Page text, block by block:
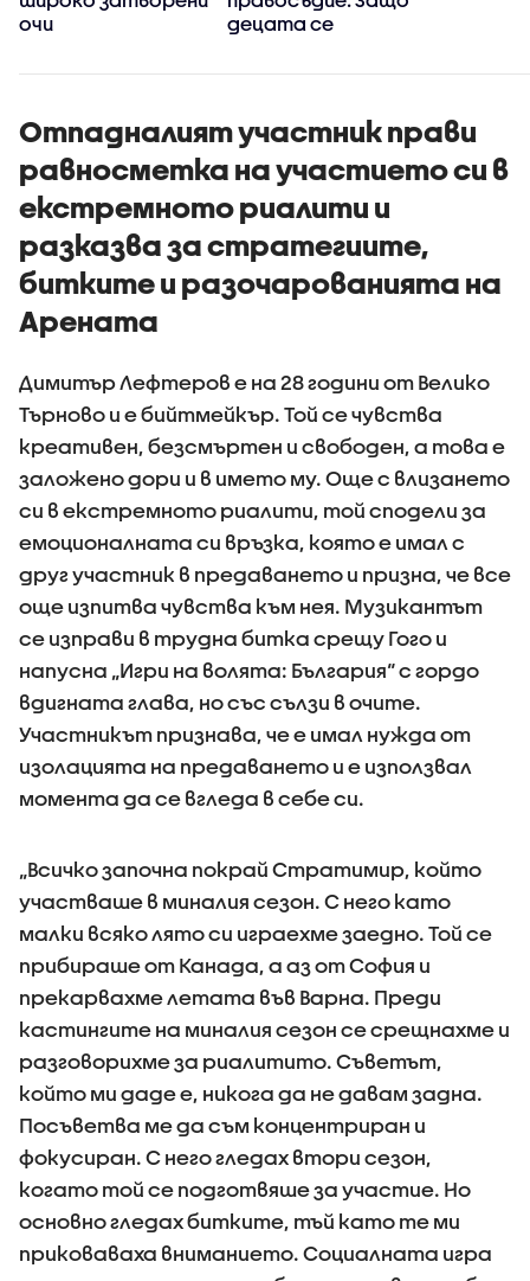
очи
децата се
убийци?
Отпадналият участник прави
равносметка на участието си в
екстремното риалити и
разказва за стратегиите,
битките и разочарованията на
Арената
Димитър Лефтеров е на 28 години от Велико
Търново и е бийтмейкър. Той се чувства
креативен, безсмъртен и свободен, а това е
заложено дори и в името му. Още с влизането
си в екстремното риалити, той сподели за
емоционалната си връзка, която е имал с
друг участник в предаването и призна, че все
още изпитва чувства към нея. Музикантът
се изправи в трудна битка срещу Гого и
напусна „Игри на волята: България“ с гордо
вдигната глава, но със сълзи в очите.
Участникът признава, че е имал нужда от
изолацията на предаването и е използвал
момента да се вгледа в себе си.
„Всичко започна покрай Стратимир, който
участваше в миналия сезон. С него като
малки всяко лято си играехме заедно. Той се
прибираше от Канада, а аз от София и
прекарвахме летата във Варна. Преди
кастингите на миналия сезон се срещнахме и
разговорихме за риалитито. Съветът,
който ми даде е, никога да не давам задна.
Посъветва ме да съм концентриран и
фокусиран. С него гледах втори сезон,
когато той се подготвяше за участие. Но
основно гледах битките, тъй като те ми
приковаваха вниманието. Социалната игра